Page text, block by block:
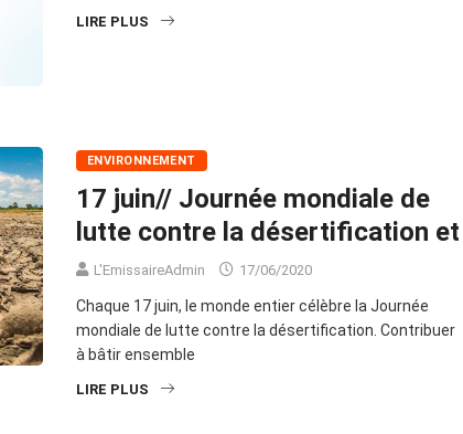
LIRE PLUS
ENVIRONNEMENT
17 juin// Journée mondiale de
lutte contre la désertification et
L'EmissaireAdmin 17/06/2020
Chaque 17 juin, le monde entier célèbre la Journée
mondiale de lutte contre la désertification. Contribuer
à bâtir ensemble
LIRE PLUS